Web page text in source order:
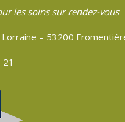
les soins sur rendez-vous
– 53200